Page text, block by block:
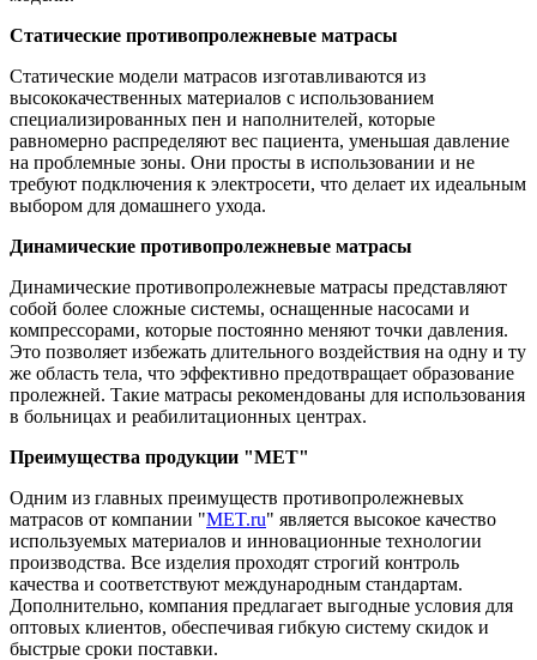
Статические противопролежневые матрасы
Статические модели матрасов изготавливаются из
высококачественных материалов с использованием
специализированных пен и наполнителей, которые
равномерно распределяют вес пациента, уменьшая давление
на проблемные зоны. Они просты в использовании и не
требуют подключения к электросети, что делает их идеальным
выбором для домашнего ухода.
Динамические противопролежневые матрасы
Динамические противопролежневые матрасы представляют
собой более сложные системы, оснащенные насосами и
компрессорами, которые постоянно меняют точки давления.
Это позволяет избежать длительного воздействия на одну и ту
же область тела, что эффективно предотвращает образование
пролежней. Такие матрасы рекомендованы для использования
в больницах и реабилитационных центрах.
Преимущества продукции "МЕТ"
Одним из главных преимуществ противопролежневых
матрасов от компании "MET.ru" является высокое качество
используемых материалов и инновационные технологии
производства. Все изделия проходят строгий контроль
качества и соответствуют международным стандартам.
Дополнительно, компания предлагает выгодные условия для
оптовых клиентов, обеспечивая гибкую систему скидок и
быстрые сроки поставки.